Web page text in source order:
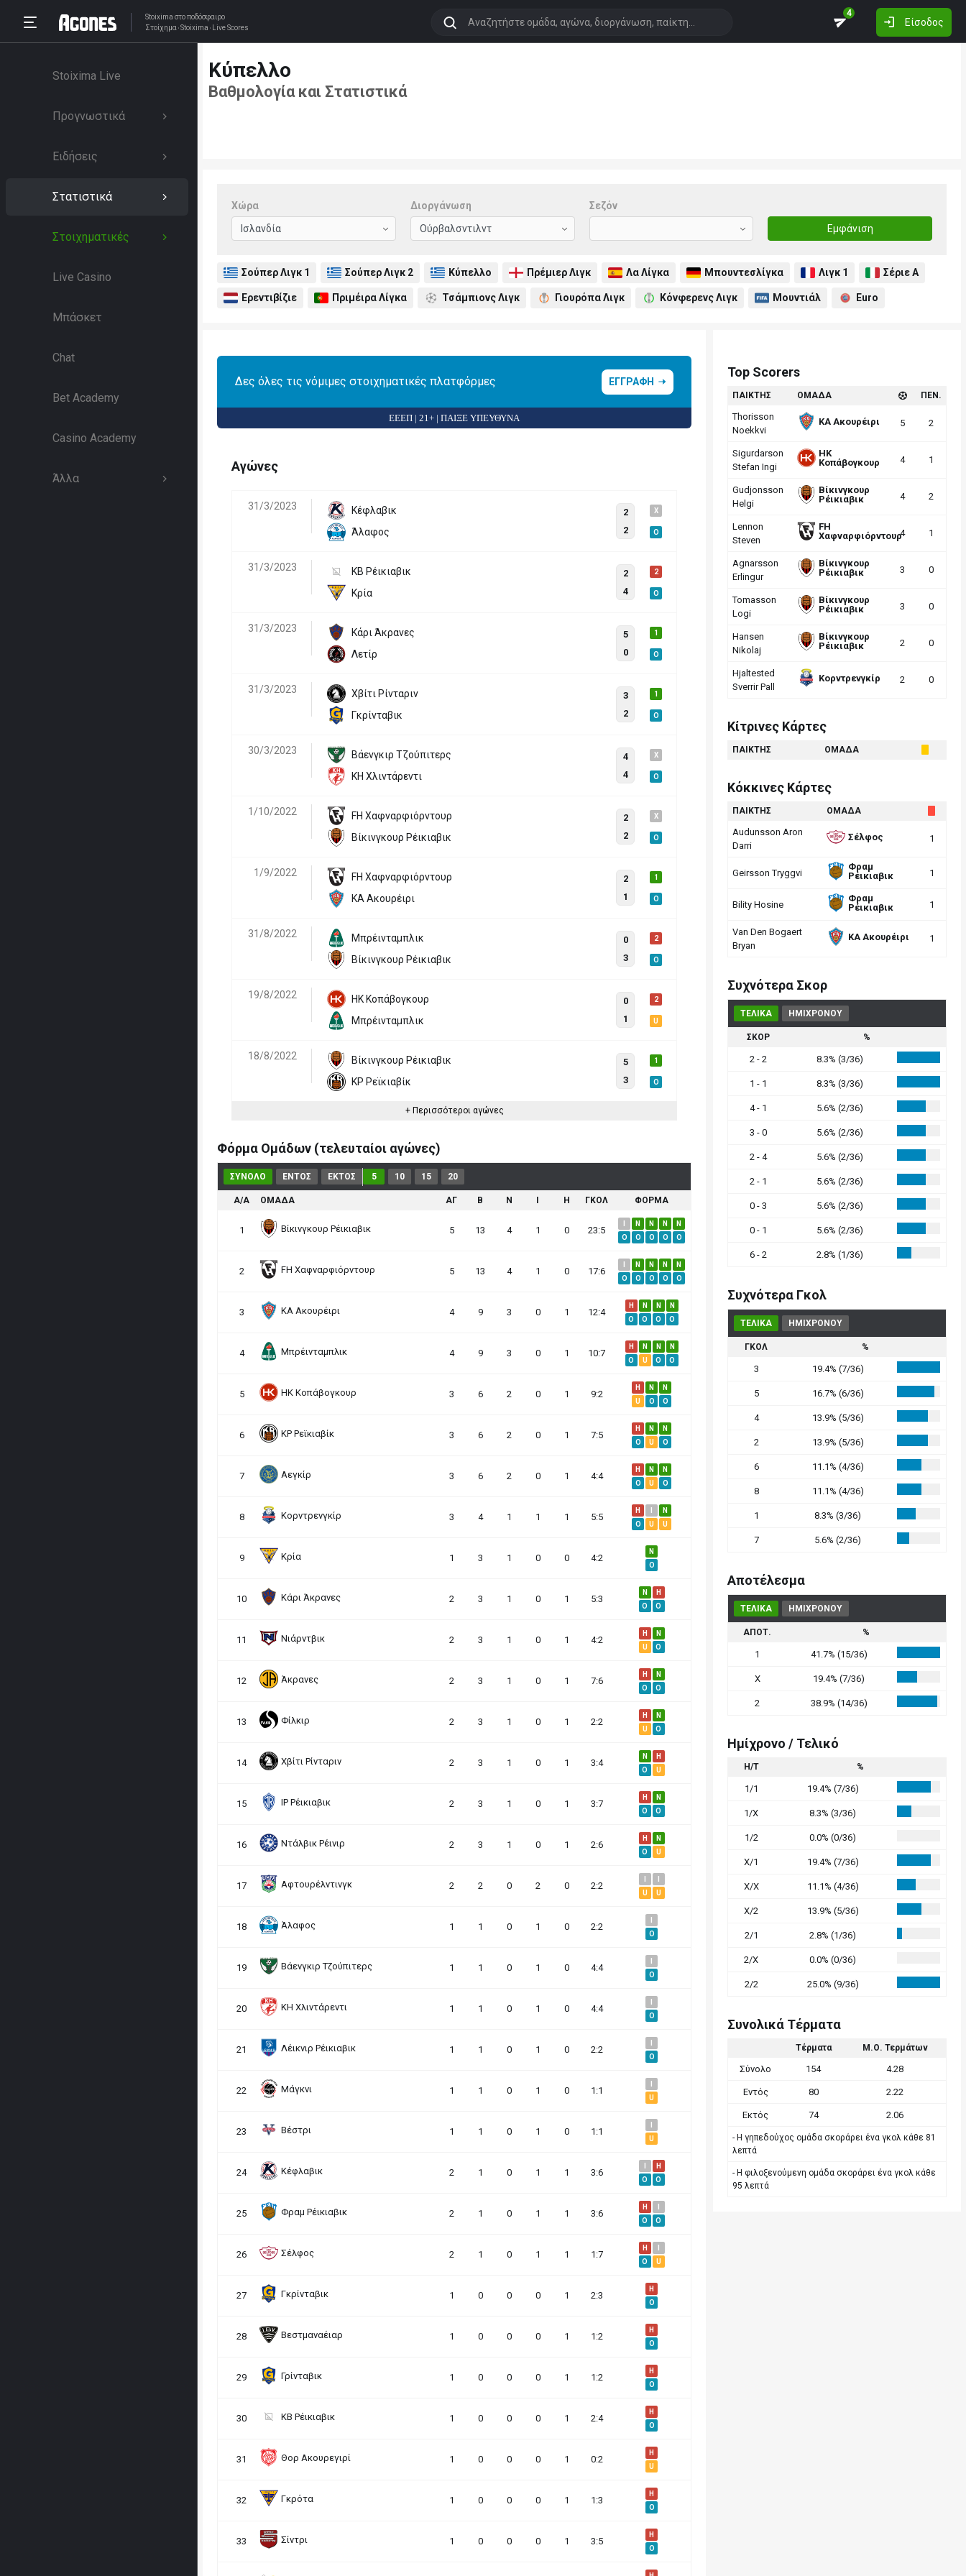
Stoixima στο ποδόσφαιρο
Στοίχημα Stoixima Live Scores
4
Είσοδος
Stoixima Live
Προγνωστικά
Ειδήσεις
Στατιστικά
Στοιχηματικές
Live Casino
Μπάσκετ
Chat
Bet Academy
Casino Academy
Άλλα
Κύπελλο
Βαθμολογία και Στατιστικά
Χώρα Διοργάνωση
Σεζόν
Εμφάνιση
Σούπερ Λιγκ 1 Σούπερ Λιγκ 2 Κύπελλο Πρέμιερ Λιγκ Λα Λίγκα Μπουντεσλίγκα Λιγκ 1 Σέριε Α
Ερεντιβίζιε Πριμέιρα Λίγκα Τσάμπιονς Λιγκ Γιουρόπα Λιγκ Κόνφερενς Λιγκ Μουντιάλ Euro
Δες όλες τις νόμιμες στοιχηματικές πλατφόρμες ΕΓΓΡΑΦΗ
ΕΕΕΠ | 21+ | ΠΑΙΞΕ ΥΠΕΥΘΥΝΑ
Αγώνες
31/3/2023
Κέφλαβικ
Άλαφος
2
2
X
O
31/3/2023
KB Ρέικιαβικ
Κρία
2
4
2
O
31/3/2023
Κάρι Άκρανες
Λετίρ
5
0
1
O
31/3/2023
Χβίτι Ρίνταριν
Γκρίνταβικ
3
2
1
O
30/3/2023
Βάενγκιρ Τζούπιτερς
KH Χλιντάρεντι
4
4
X
O
1/10/2022
FH Χαφναρφιόρντουρ
Βίκινγκουρ Ρέικιαβικ
2
2
X
O
1/9/2022
FH Χαφναρφιόρντουρ
ΚΑ Ακουρέιρι
2
1
1
O
31/8/2022
Μπρέινταμπλικ
Βίκινγκουρ Ρέικιαβικ
0
3
2
O
19/8/2022
HK Κοπάβογκουρ
Μπρέινταμπλικ
0
1
2
U
18/8/2022
Βίκινγκουρ Ρέικιαβικ
ΚΡ Ρεϊκιαβίκ
5
3
1
O
+ Περισσότεροι αγώνες
Φόρμα Ομάδων (τελευταίοι αγώνες)
ΣΥΝΟΛΟ ΕΝΤΟΣ ΕΚΤΟΣ 5 10 15 20
Α/Α ΟΜΑΔΑ ΑΓ B N H ΓΚΟΛ ΦΟΡΜΑ
1 Βίκινγκουρ Ρέικιαβικ 5 13 4 1 0 23:5
N N N
N
O
O O O O
2 FH Χαφναρφιόρντουρ 5 13 4 1 0 17:6
N N N
N
O
O O O O
3 ΚΑ Ακουρέιρι 4 9 3 0 1 12:4
H N N
N
O
O O O
4 Μπρέινταμπλικ 4 9 3 0 1 10:7
H N N
N
O
U O O
5 HK Κοπάβογκουρ 3 6 2 0 1 9:2
H N
N
U
O O
6 ΚΡ Ρεϊκιαβίκ 3 6 2 0 1 7:5
H N
N
O
U O
7 Αεγκίρ 3 6 2 0 1 4:4
H N
N
O
U O
8 Κορντρενγκίρ 3 4 1 1 1 5:5
H
N
O
U U
9 Κρία 1 3 1 0 0 4:2
N
O
10 Κάρι Άκρανες 2 3 1 0 1 5:3
N
H
O
O
11 Νιάρντβικ 2 3 1 0 1 4:2
H
N
U
O
12 Άκρανες 2 3 1 0 1 7:6
H
N
O
O
13 Φίλκιρ 2 3 1 0 1 2:2
H
N
U
O
14 Χβίτι Ρίνταριν 2 3 1 0 1 3:4
N
H
O
U
15 ΙΡ Ρέικιαβικ 2 3 1 0 1 3:7
H
N
O
O
16 Ντάλβικ Ρέινιρ 2 3 1 0 1 2:6
H
N
O
U
17 Αφτουρέλντινγκ 2 2 0 2 0 2:2
U
U
18 Άλαφος 1 1 0 1 0 2:2
O
19 Βάενγκιρ Τζούπιτερς 1 1 0 1 0 4:4
O
20 KH Χλιντάρεντι 1 1 0 1 0 4:4
O
21 Λέικνιρ Ρέικιαβικ 1 1 0 1 0 2:2
O
22 Μάγκνι 1 1 0 1 0 1:1
U
23 Βέστρι 1 1 0 1 0 1:1
U
24 Κέφλαβικ 2 1 0 1 1 3:6
H
O
O
25 Φραμ Ρέικιαβικ 2 1 0 1 1 3:6
H
O
O
26 Σέλφος 2 1 0 1 1 1:7
H
O
U
27 Γκρίνταβικ 1 0 0 0 1 2:3
H
O
28 Βεστμαναέιαρ 1 0 0 0 1 1:2
H
O
29 Γρίνταβικ 1 0 0 0 1 1:2
H
O
30 KB Ρέικιαβικ 1 0 0 0 1 2:4
H
O
31 Θορ Ακουρεγιρί 1 0 0 0 1 0:2
H
U
32 Γκρότα 1 0 0 0 1 1:3
H
O
33 Σίντρι 1 0 0 0 1 3:5
H
O
Top Scorers
ΠΑΙΚΤΗΣ ΟΜΑΔΑ ΠΕΝ.
Thorisson
Noekkvi
ΚΑ Ακουρέιρι 5 2
Sigurdarson
Stefan Ingi
HK
Κοπάβογκουρ
4 1
Gudjonsson
Helgi
Βίκινγκουρ
Ρέικιαβικ
4 2
Lennon
Steven
FH
Χαφναρφιόρντουρ4 1
Agnarsson
Erlingur
Βίκινγκουρ
Ρέικιαβικ
3 0
Tomasson
Logi
Βίκινγκουρ
Ρέικιαβικ
3 0
Hansen
Nikolaj
Βίκινγκουρ
Ρέικιαβικ
2 0
Hjaltested
Sverrir Pall
Κορντρενγκίρ 2 0
Κίτρινες Κάρτες
ΠΑΙΚΤΗΣ ΟΜΑΔΑ
Κόκκινες Κάρτες
ΠΑΙΚΤΗΣ ΟΜΑΔΑ
Audunsson Aron
Darri
Σέλφος 1
Geirsson Tryggvi
Φραμ
Ρέικιαβικ
1
Bility Hosine
Φραμ
Ρέικιαβικ
1
Van Den Bogaert
Bryan
ΚΑ Ακουρέιρι 1
Συχνότερα Σκορ
ΤΕΛΙΚΑ ΗΜΙΧΡΟΝΟΥ
ΣΚΟΡ %
2 - 2 8.3% (3/36)
1 - 1 8.3% (3/36)
4 - 1 5.6% (2/36)
3 - 0 5.6% (2/36)
2 - 4 5.6% (2/36)
2 - 1 5.6% (2/36)
0 - 3 5.6% (2/36)
0 - 1 5.6% (2/36)
6 - 2 2.8% (1/36)
Συχνότερα Γκολ
ΤΕΛΙΚΑ ΗΜΙΧΡΟΝΟΥ
ΓΚΟΛ %
3 19.4% (7/36)
5 16.7% (6/36)
4 13.9% (5/36)
2 13.9% (5/36)
6 11.1% (4/36)
8 11.1% (4/36)
1 8.3% (3/36)
7 5.6% (2/36)
Αποτέλεσμα
ΤΕΛΙΚΑ ΗΜΙΧΡΟΝΟΥ
ΑΠΟΤ. %
1 41.7% (15/36)
X 19.4% (7/36)
2 38.9% (14/36)
Ημίχρονο / Τελικό
Η/Τ %
1/1 19.4% (7/36)
1/X 8.3% (3/36)
1/2 0.0% (0/36)
X/1 19.4% (7/36)
X/X 11.1% (4/36)
X/2 13.9% (5/36)
2/1 2.8% (1/36)
2/X 0.0% (0/36)
2/2 25.0% (9/36)
Συνολικά Τέρματα
Τέρματα Μ.Ο. Τερμάτων
Σύνολο 154 4.28
Εντός 80 2.22
Εκτός 74 2.06
- Η γηπεδούχος ομάδα σκοράρει ένα γκολ κάθε 81
λεπτά
- Η φιλοξενούμενη ομάδα σκοράρει ένα γκολ κάθε
95 λεπτά